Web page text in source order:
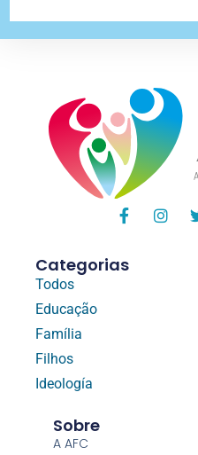
Categorias
Todos
Educação
Família
Filhos
Ideología
Sobre
A AFC